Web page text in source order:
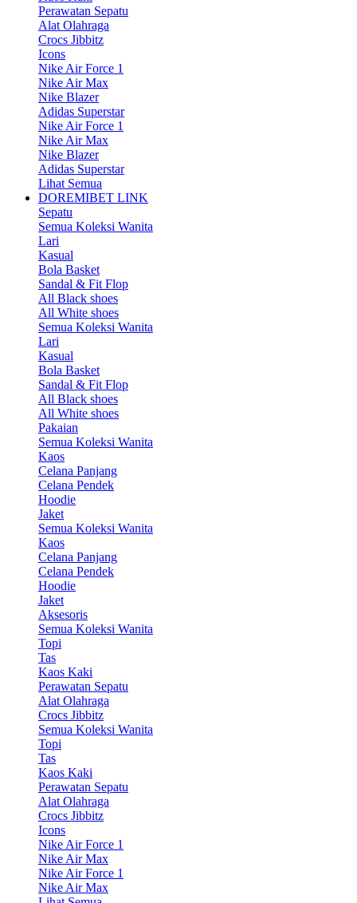
Perawatan Sepatu
Alat Olahraga
Crocs Jibbitz
Icons
Nike Air Force 1
Nike Air Max
Nike Blazer
Adidas Superstar
Nike Air Force 1
Nike Air Max
Nike Blazer
Adidas Superstar
Lihat Semua
DOREMIBET LINK
Sepatu
Semua Koleksi Wanita
Lari
Kasual
Bola Basket
Sandal & Fit Flop
All Black shoes
All White shoes
Semua Koleksi Wanita
Lari
Kasual
Bola Basket
Sandal & Fit Flop
All Black shoes
All White shoes
Pakaian
Semua Koleksi Wanita
Kaos
Celana Panjang
Celana Pendek
Hoodie
Jaket
Semua Koleksi Wanita
Kaos
Celana Panjang
Celana Pendek
Hoodie
Jaket
Aksesoris
Semua Koleksi Wanita
Topi
Tas
Kaos Kaki
Perawatan Sepatu
Alat Olahraga
Crocs Jibbitz
Semua Koleksi Wanita
Topi
Tas
Kaos Kaki
Perawatan Sepatu
Alat Olahraga
Crocs Jibbitz
Icons
Nike Air Force 1
Nike Air Max
Nike Air Force 1
Nike Air Max